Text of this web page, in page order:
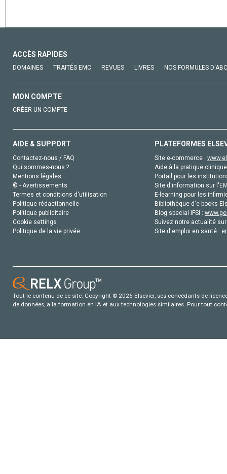
ACCÈS RAPIDES
DOMAINES TRAITÉS EMC REVUES LIVRES NOS FORMULES
MON COMPTE
CRÉER UN COMPTE
AIDE & SUPPORT
Contactez-nous / FAQ
Qui sommes-nous ?
Mentions légales
© - Avertissements
Termes et conditions d'utilisation
Politique rédactionnelle
Politique publicitaire
Cookie settings
Politique de la vie privée
PLATEFORMES
Site e-commerce :
Aide à la pratique
Portail pour les
Site d'information sur
E-learning pour les
Bibliothèque d'e-books
Blog special IFSI :
Suivez notre actualité
Site d'emploi en santé :
Tout le contenu de ce site: Copyright © 2026 Elsevier, ses concédants de
de données, a la formation en IA et aux technologies similaires. Pour tout